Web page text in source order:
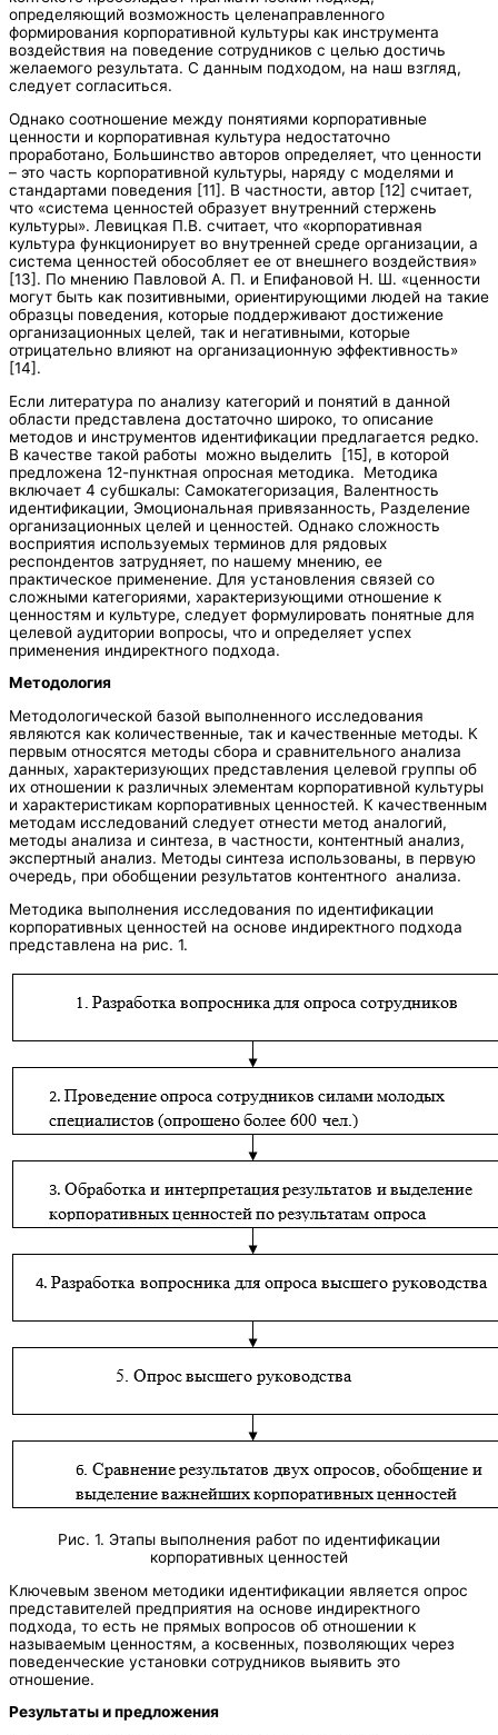
определяющий возможность целенаправленного
формирования корпоративной культуры как инструмента
воздействия на поведение сотрудников с целью достичь
желаемого результата. С данным подходом, на наш взгляд,
следует согласиться.
Однако соотношение между понятиями корпоративные
ценности и корпоративная культура недостаточно
проработано, Большинство авторов определяет, что ценности
– это часть корпоративной культуры, наряду с моделями и
стандартами поведения [11]. В частности, автор [12] считает,
что «система ценностей образует внутренний стержень
культуры». Левицкая П.В. считает, что «корпоративная
культура функционирует во внутренней среде организации, а
система ценностей обособляет ее от внешнего воздействия»
[13]. По мнению Павловой А. П. и Епифановой Н. Ш. «ценности
могут быть как позитивными, ориентирующими людей на такие
образцы поведения, которые поддерживают достижение
организационных целей, так и негативными, которые
отрицательно влияют на организационную эффективность»
[14].
Если литература по анализу категорий и понятий в данной
области представлена достаточно широко, то описание
методов и инструментов идентификации предлагается редко.
В качестве такой работы можно выделить [15], в которой
предложена 12-пунктная опросная методика. Методика
включает 4 субшкалы: Самокатегоризация, Валентность
идентификации, Эмоциональная привязанность, Разделение
организационных целей и ценностей. Однако сложность
восприятия используемых терминов для рядовых
респондентов затрудняет, по нашему мнению, ее
практическое применение. Для установления связей со
сложными категориями, характеризующими отношение к
ценностям и культуре, следует формулировать понятные для
целевой аудитории вопросы, что и определяет успех
применения индиректного подхода.
Методология
Методологической базой выполненного исследования
являются как количественные, так и качественные методы. К
первым относятся методы сбора и сравнительного анализа
данных, характеризующих представления целевой группы об
их отношении к различных элементам корпоративной культуры
и характеристикам корпоративных ценностей. К качественным
методам исследований следует отнести метод аналогий,
методы анализа и синтеза, в частности, контентный анализ,
экспертный анализ. Методы синтеза использованы, в первую
очередь, при обобщении результатов контентного анализа.
Методика выполнения исследования по идентификации
корпоративных ценностей на основе индиректного подхода
представлена на рис. 1.
Рис. 1. Этапы выполнения работ по идентификации
корпоративных ценностей
Ключевым звеном методики идентификации является опрос
представителей предприятия на основе индиректного
подхода, то есть не прямых вопросов об отношении к
называемым ценностям, а косвенных, позволяющих через
поведенческие установки сотрудников выявить это
отношение.
Результаты и предложения